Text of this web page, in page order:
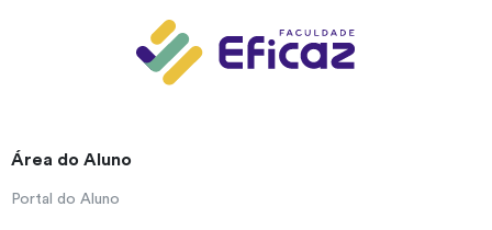
Área do Aluno
Portal do Aluno